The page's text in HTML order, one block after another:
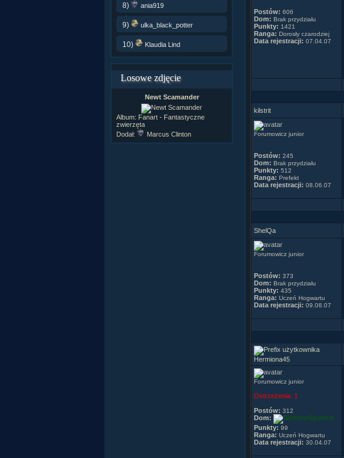
8) ania919
9) ulka_black_potter
10) Klaudia Lind
Losowe zdjęcie
Newt Scamander
Album: Fanart - Fantastyczne
zwierzęta
Dodał:
Marcus Clinton
Postów: 606
Dom: Brak przydziału
Punkty: 1421
Ranga: Dorosły czarodziej
Data rejestracji: 07.04.07
kilstrit
Forumowicz junior
Postów: 245
Dom: Brak przydziału
Punkty: 512
Ranga: Prefekt
Data rejestracji: 08.06.07
ShelQa
Forumowicz junior
Postów: 373
Dom: Brak przydziału
Punkty: 435
Ranga: Uczeń Hogwartu
Data rejestracji: 09.08.07
Hermiona45
Forumowicz junior
Ostrzeżenia: 1
Postów: 312
Dom:
Slytherin
Punkty: 99
Ranga: Uczeń Hogwartu
Data rejestracji: 30.04.07